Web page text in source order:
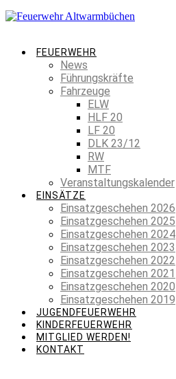
FEUERWEHR
News
Führungskräfte
Fahrzeuge
ELW
HLF 20
LF 20
DLK 23/12
RW
MTF
Veranstaltungskalender
EINSÄTZE
Einsatzgeschehen 2026
Einsatzgeschehen 2025
Einsatzgeschehen 2024
Einsatzgeschehen 2023
Einsatzgeschehen 2022
Einsatzgeschehen 2021
Einsatzgeschehen 2020
Einsatzgeschehen 2019
JUGENDFEUERWEHR
KINDERFEUERWEHR
MITGLIED WERDEN!
KONTAKT